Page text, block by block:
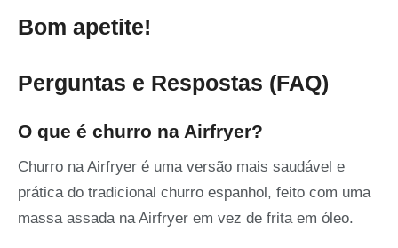
Bom apetite!
Perguntas e Respostas (FAQ)
O que é churro na Airfryer?
Churro na Airfryer é uma versão mais saudável e
prática do tradicional churro espanhol, feito com uma
massa assada na Airfryer em vez de frita em óleo.